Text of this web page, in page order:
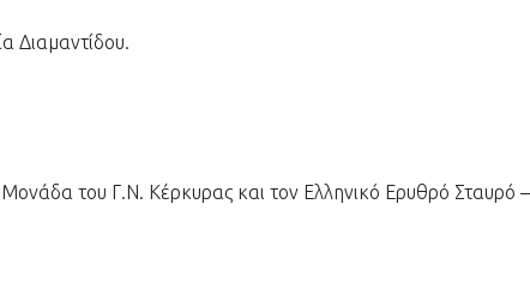
Διαμαντίδου.
του Γ.Ν. Κέρκυρας και τον Ελληνικό Ερυθρό Σταυρό